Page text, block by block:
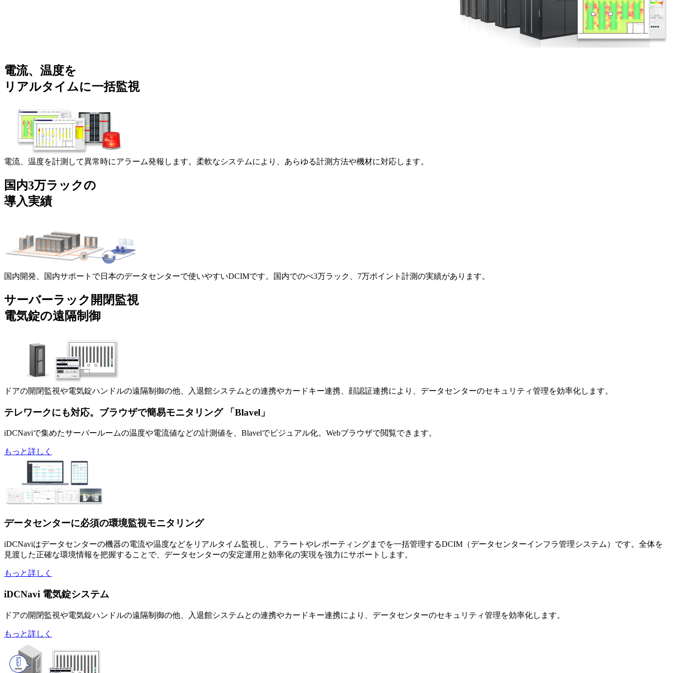
電流、温度を
リアルタイムに一括監視
電流、温度を計測して異常時にアラーム発報します。柔軟なシステムにより、あらゆる計測方法や機材に対応します。
国内3万ラックの
導入実績
国内開発、国内サポートで日本のデータセンターで使いやすいDCIMです。国内でのべ3万ラック、7万ポイント計測の実績があります。
サーバーラック開閉監視
電気錠の遠隔制御
ドアの開閉監視や電気錠ハンドルの遠隔制御の他、入退館システムとの連携やカードキー連携、顔認証連携により、データセンターのセキュリティ管理を効率化します。
テレワークにも対応。ブラウザで簡易モニタリング 「Blavel」
iDCNaviで集めたサーバールームの温度や電流値などの計測値を、Blavelでビジュアル化。Webブラウザで閲覧できます。
もっと詳しく
データセンターに必須の環境監視モニタリング
iDCNaviはデータセンターの機器の電流や温度などをリアルタイム監視し、アラートやレポーティングまでを一括管理するDCIM（データセンターインフラ管理システム）です。全体を
見渡した正確な環境情報を把握することで、データセンターの安定運用と効率化の実現を強力にサポートします。
もっと詳しく
iDCNavi 電気錠システム
ドアの開閉監視や電気錠ハンドルの遠隔制御の他、入退館システムとの連携やカードキー連携により、データセンターのセキュリティ管理を効率化します。
もっと詳しく